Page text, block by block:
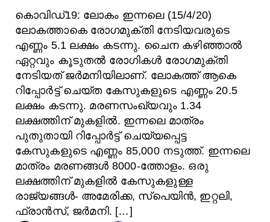
കൊവിഡ്19: ലോകം ഇന്നലെ (15/4/20)
ലോകത്താകെ രോഗമുക്തി നേടിയവരുടെ
എണ്ണം 5.1 ലക്ഷം കടന്നു. ചൈന കഴിഞ്ഞാൽ
ഏറ്റവും കൂടുതൽ രോഗികൾ രോഗമുക്തി
നേടിയത് ജർമനിയിലാണ്. ലോകത്ത് ആകെ
റിപ്പോർട്ട് ചെയ്ത കേസുകളുടെ എണ്ണം 20.5
ലക്ഷം കടന്നു. മരണസംഖ്യവും 1.34
ലക്ഷത്തിന് മുകളിൽ. ഇന്നലെ മാത്രം
പുതുതായി റിപ്പോർട്ട് ചെയ്യപ്പെട്ട
കേസുകളുടെ എണ്ണം 85,000 നടുത്ത്. ഇന്നലെ
മാത്രം മരണങ്ങൾ 8000-ത്തോളം. ഒരു
ലക്ഷത്തിന് മുകളിൽ കേസുകളുള്ള
രാജ്യങ്ങൾ- അമേരിക്ക, സ്പെയിൻ, ഇറ്റലി,
ഫ്രാൻസ്, ജർമനി. […]